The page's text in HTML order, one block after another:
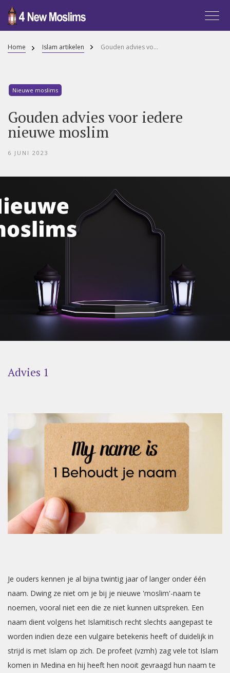
Home Islam artikelen Gouden advies voor iedere nieuwe moslim
Nieuwe moslims
Gouden advies voor iedere
nieuwe moslim
6 JUNI 2023
Advies 1
Je ouders kennen je al bijna twintig jaar of langer onder één
naam. Dwing ze niet om je bij je nieuwe 'moslim'-naam te
noemen, vooral niet een die ze niet kunnen uitspreken. Een
naam dient volgens het Islamitisch recht slechts aangepast te
worden indien deze een vulgaire betekenis heeft of duidelijk in
strijd is met Islam op zich. De profeet (vzmh) zag vele tot Islam
komen in Medina en hij heeft hen nooit gevraagd hun naam te